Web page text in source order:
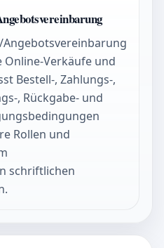
Verkäufe und
Bestell-, Zahlungs-,
, Rückgabe- und
Rollen und
schriftlichen